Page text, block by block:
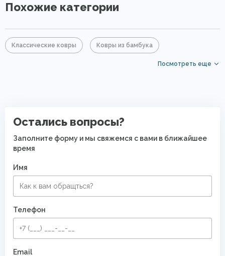
Похожие категории
Классические ковры Ковры из бамбука
Овальные ковры
Посмотреть еще
Остались вопросы?
Заполните форму и мы свяжемся с вами в ближайшее
время
Имя
Телефон
Email